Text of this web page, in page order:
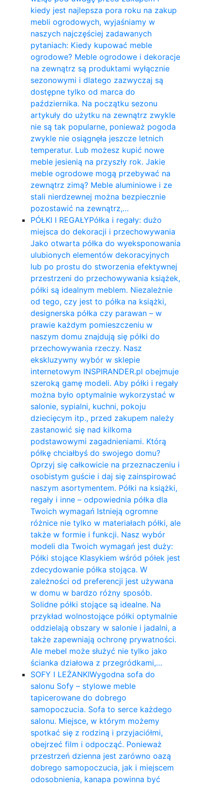
kiedy jest najlepsza pora roku na zakup
mebli ogrodowych, wyjaśniamy w
naszych najczęściej zadawanych
pytaniach: Kiedy kupować meble
ogrodowe? Meble ogrodowe i dekoracje
na zewnątrz są produktami wyłącznie
sezonowymi i dlatego zazwyczaj są
dostępne tylko od marca do
października. Na początku sezonu
artykuły do ​​użytku na zewnątrz zwykle
nie są tak popularne, ponieważ pogoda
zwykle nie osiągnęła jeszcze letnich
temperatur. Lub możesz kupić nowe
meble jesienią na przyszły rok. Jakie
meble ogrodowe mogą przebywać na
zewnątrz zimą? Meble aluminiowe i ze
stali nierdzewnej można bezpiecznie
pozostawić na zewnątrz,…
PÓŁKI I REGAŁYPółka i regały: dużo
miejsca do dekoracji i przechowywania
Jako otwarta półka do wyeksponowania
ulubionych elementów dekoracyjnych
lub po prostu do stworzenia efektywnej
przestrzeni do przechowywania książek,
półki są idealnym meblem. Niezależnie
od tego, czy jest to półka na książki,
designerska półka czy parawan – w
prawie każdym pomieszczeniu w
naszym domu znajdują się półki do
przechowywania rzeczy. Nasz
ekskluzywny wybór w sklepie
internetowym INSPIRANDER.pl obejmuje
szeroką gamę modeli. Aby półki i regały
można było optymalnie wykorzystać w
salonie, sypialni, kuchni, pokoju
dziecięcym itp., przed zakupem należy
zastanowić się nad kilkoma
podstawowymi zagadnieniami. Którą
półkę chciałbyś do swojego domu?
Oprzyj się całkowicie na przeznaczeniu i
osobistym guście i daj się zainspirować
naszym asortymentem. Półki na książki,
regały i inne – odpowiednia półka dla
Twoich wymagań Istnieją ogromne
różnice nie tylko w materiałach półki, ale
także w formie i funkcji. Nasz wybór
modeli dla Twoich wymagań jest duży:
Półki stojące Klasykiem wśród półek jest
zdecydowanie półka stojąca. W
zależności od preferencji jest używana
w domu w bardzo różny sposób.
Solidne półki stojące są idealne. Na
przykład wolnostojące półki optymalnie
oddzielają obszary w salonie i jadalni, a
także zapewniają ochronę prywatności.
Ale mebel może służyć nie tylko jako
ścianka działowa z przegródkami,…
SOFY I LEŻANKIWygodna sofa do
salonu Sofy – stylowe meble
tapicerowane do dobrego
samopoczucia. Sofa to serce każdego
salonu. Miejsce, w którym możemy
spotkać się z rodziną i przyjaciółmi,
obejrzeć film i odpocząć. Ponieważ
przestrzeń dzienna jest zarówno oazą
dobrego samopoczucia, jak i miejscem
odosobnienia, kanapa powinna być